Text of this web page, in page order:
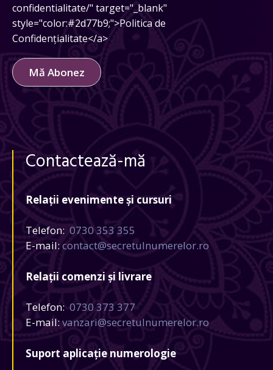
confidentialitate/" target="_blank"
style="color:#2d77b9;">Politica de
Confidențialitate</a>
Mă Abonez
Contactează-mă
Relații evenimente și cursuri
Telefon: 0730 353 355
E-mail:contact@secretulnumerelor.ro
Relații comenzi și livrare
Telefon: 0730 373 377
E-mail:vanzari@secretulnumerelor.ro
Suport aplicație numerologie